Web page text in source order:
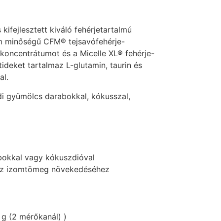
kiváló fehérjetartalmú
minőségű CFM® tejsavófehérje-
és a Micelle XL® fehérje-
tartalmaz L-glutamin, taurin és
gyümölcs darabokkal, kókusszal,
vagy kókuszdióval
izomtömeg növekedéséhez
(2 mérőkanál) )